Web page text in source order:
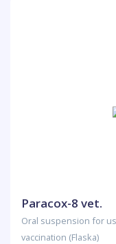
Paracox-8 vet.
Oral suspension for
vaccination (Flaska)